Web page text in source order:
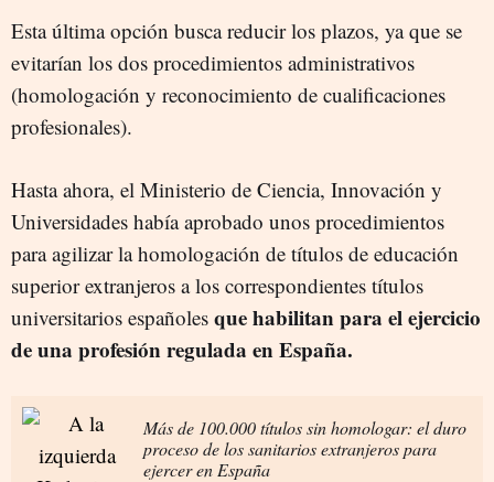
Esta última opción busca reducir los plazos, ya que se
evitarían los dos procedimientos administrativos
(homologación y reconocimiento de cualificaciones
profesionales).
Hasta ahora, el Ministerio de Ciencia, Innovación y
Universidades había aprobado unos procedimientos
para agilizar la homologación de títulos de educación
superior extranjeros a los correspondientes títulos
universitarios españoles que habilitan para el ejercicio
de una profesión regulada en España.
Más de 100.000 títulos sin homologar: el duro
proceso de los sanitarios extranjeros para
ejercer en España